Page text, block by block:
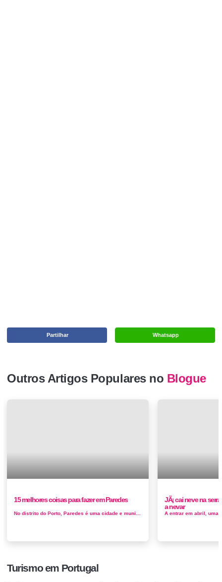
Whatsapp
Partilhar
Outros Artigos Populares no Blogue
15 melhores coisas para fazer em Paredes
JÃ¡ cai neve na
a nevar
Turismo em Portugal